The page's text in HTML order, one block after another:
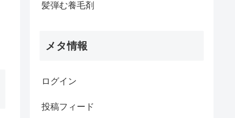
髪弾む養毛剤
メタ情報
ログイン
投稿フィード